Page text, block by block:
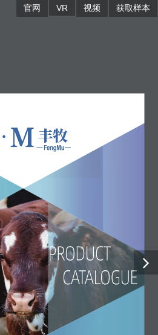
官网 VR 视频 获取样本